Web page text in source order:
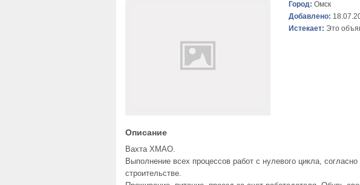
Город: Омск
Добавлено:
Истекает: Это
Описание
Вахта ХМАО.
Выполнение всех процессов работ с нулевого цикла,
строительстве.